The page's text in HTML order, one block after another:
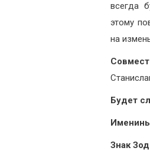
всегда
этому
на
Будет
Знак